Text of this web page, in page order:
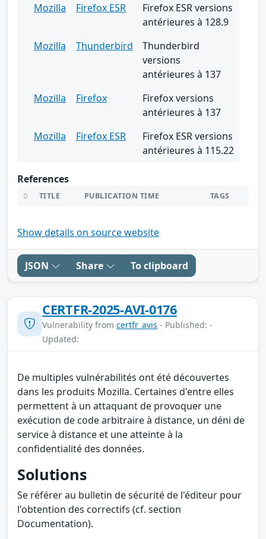
Mozilla
Firefox ESR
Firefox ESR versions
antérieures à 128.9
Mozilla
Thunderbird
Thunderbird
versions
antérieures à 137
Mozilla
Firefox
Firefox versions
antérieures à 137
Mozilla
Firefox ESR
Firefox ESR versions
antérieures à 115.22
References
TITLE PUBLICATION TIME TAGS
Show details on source website
JSON Share To clipboard
CERTFR-2025-AVI-0176
Vulnerability from certfr_avis - Published: -
Updated:
De multiples vulnérabilités ont été découvertes
dans les produits Mozilla. Certaines d'entre elles
permettent à un attaquant de provoquer une
exécution de code arbitraire à distance, un déni de
service à distance et une atteinte à la
confidentialité des données.
Solutions
Se référer au bulletin de sécurité de l'éditeur pour
l'obtention des correctifs (cf. section
Documentation).